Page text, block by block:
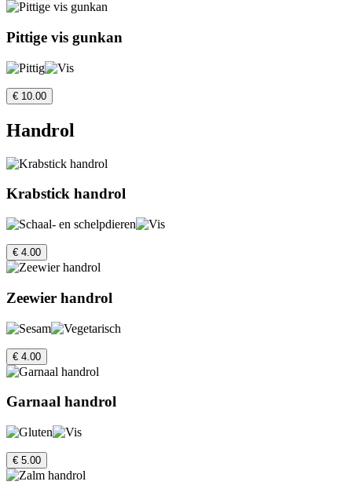
Pittige vis gunkan
€ 10.00
Handrol
Krabstick handrol
€ 4.00
Zeewier handrol
€ 4.00
Garnaal handrol
€ 5.00